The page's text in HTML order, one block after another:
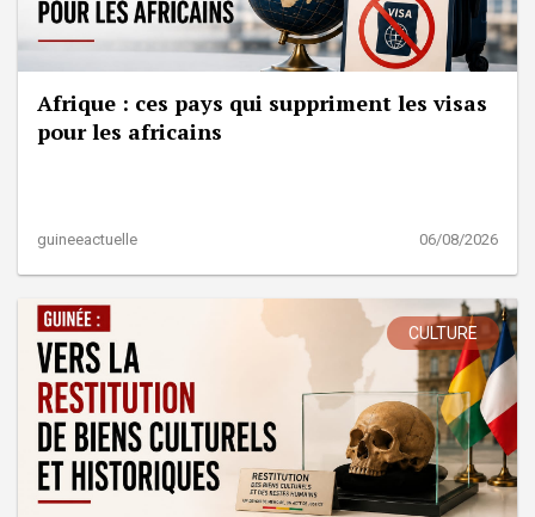
Afrique : ces pays qui suppriment les visas
pour les africains
guineeactuelle 06/08/2026
CULTURE